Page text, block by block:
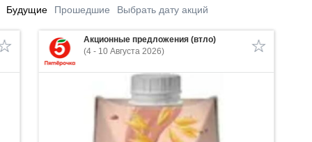
Будущие Прошедшие Выбрать дату акций
Акционные предложения (втло)
(4 - 10 Августа 2026)